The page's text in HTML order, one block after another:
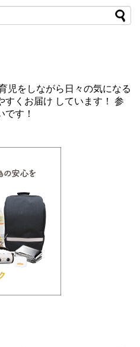
児をしながら日々の気になる
すくお届け しています！ 参
です！